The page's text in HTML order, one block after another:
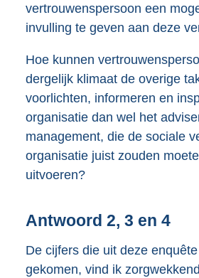
vertrouwenspersoon een
invulling te geven aan deze
Hoe kunnen
dergelijk klimaat de overige
voorlichten, informeren en
organisatie dan wel het
management, die de sociale
organisatie juist zouden
uitvoeren?
Antwoord 2, 3 en 4
De cijfers die uit deze
gekomen, vind ik